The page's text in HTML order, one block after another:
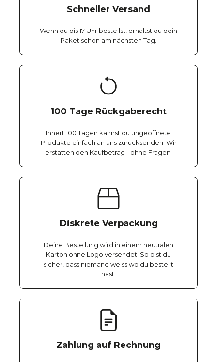
Schneller Versand
Wenn du bis 17 Uhr bestellst, erhältst du dein
Paket schon am nächsten Tag.
100 Tage Rückgaberecht
Innert 100 Tagen kannst du ungeöffnete
Produkte einfach an uns zurücksenden. Wir
erstatten den Kaufbetrag - ohne Fragen.
Diskrete Verpackung
Deine Bestellung wird in einem neutralen
Karton ohne Logo versendet. So bist du
sicher, dass niemand weiss wo du bestellt
hast.
Zahlung auf Rechnung